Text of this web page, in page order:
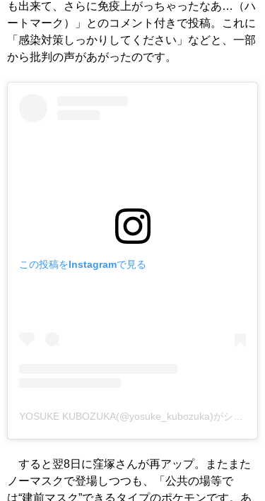
も出来て、さらに免疫上がっちゃったなあ…（ハ
ートマーク）」とのコメント付きで投稿。これに
「感染対策しっかりしてください」などと、一部
から批判の声があがったのです。
この投稿をInstagramで見る
すると翌8日に窪塚さんが再アップ。またまた
ノーマスクで登場しつつも、「公共の場等で
は“建前マスク”できるタイプのポケモンです。あ